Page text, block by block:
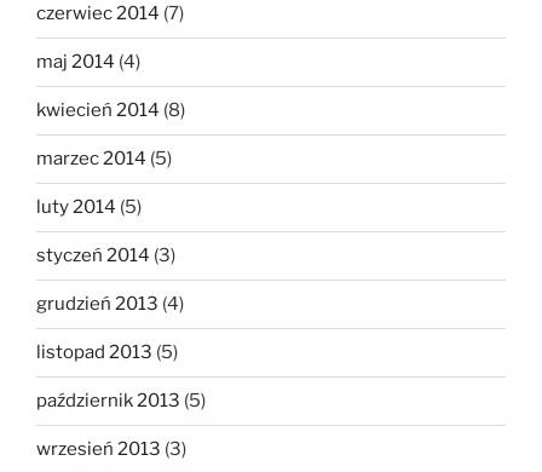
czerwiec 2014 (7)
maj 2014 (4)
kwiecień 2014 (8)
marzec 2014 (5)
luty 2014 (5)
styczeń 2014 (3)
grudzień 2013 (4)
listopad 2013 (5)
październik 2013 (5)
wrzesień 2013 (3)